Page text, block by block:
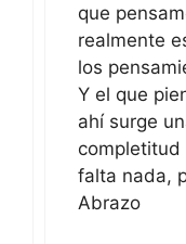
que
realmente
los
Y el que
ahí surge
completitud
falta nada,
Abrazo